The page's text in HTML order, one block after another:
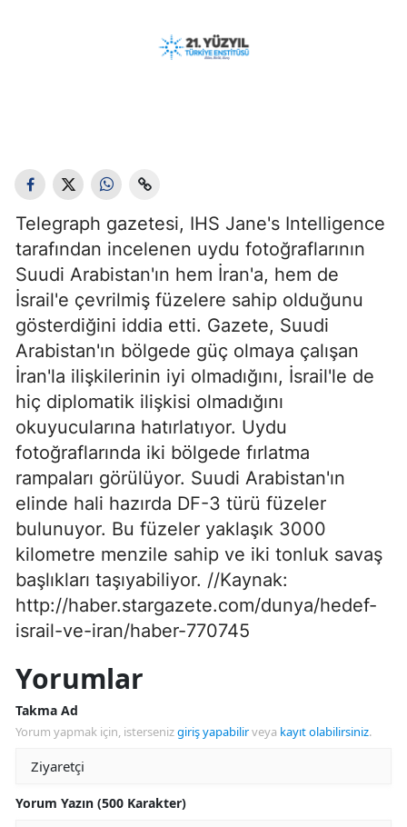
Telegraph gazetesi, IHS Jane's Intelligence
tarafından incelenen uydu fotoğraflarının
Suudi Arabistan'ın hem İran'a, hem de
İsrail'e çevrilmiş füzelere sahip olduğunu
gösterdiğini iddia etti. Gazete, Suudi
Arabistan'ın bölgede güç olmaya çalışan
İran'la ilişkilerinin iyi olmadığını, İsrail'le de
hiç diplomatik ilişkisi olmadığını
okuyucularına hatırlatıyor. Uydu
fotoğraflarında iki bölgede fırlatma
rampaları görülüyor. Suudi Arabistan'ın
elinde hali hazırda DF-3 türü füzeler
bulunuyor. Bu füzeler yaklaşık 3000
kilometre menzile sahip ve iki tonluk savaş
başlıkları taşıyabiliyor. //Kaynak:
http://haber.stargazete.com/dunya/hedef-
israil-ve-iran/haber-770745
Yorumlar
Takma Ad
Yorum yapmak için, istersenizgiriş yapabilirveya kayıt olabilirsiniz.
Yorum Yazın (500 Karakter)